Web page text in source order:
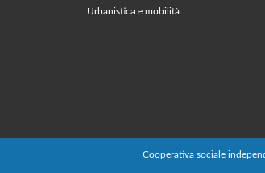
Urbanistica e mobilità
Cooperativa sociale